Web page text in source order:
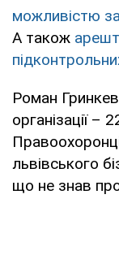
можливістю
А також
Роман
організації –
львівського
що не знав